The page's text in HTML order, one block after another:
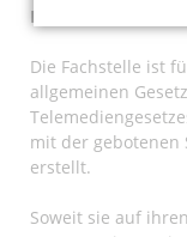
Haftung
Die Fachstelle ist
allgemeinen
mit der gebotenen
erstellt.
Soweit sie auf